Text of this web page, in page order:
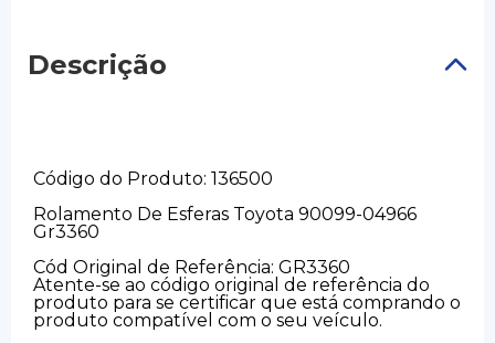
Descrição
Código do Produto: 136500
Rolamento De Esferas Toyota 90099-04966
Gr3360
Cód Original de Referência: GR3360
Atente-se ao código original de referência do
produto para se certificar que está comprando o
produto compatível com o seu veículo.